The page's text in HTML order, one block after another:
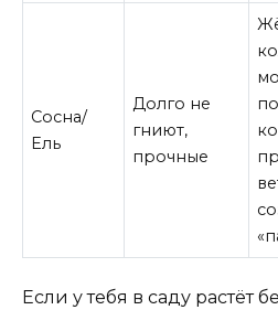
Сосна/
Ель
Долго не
гниют,
прочные
Если у тебя в саду растёт